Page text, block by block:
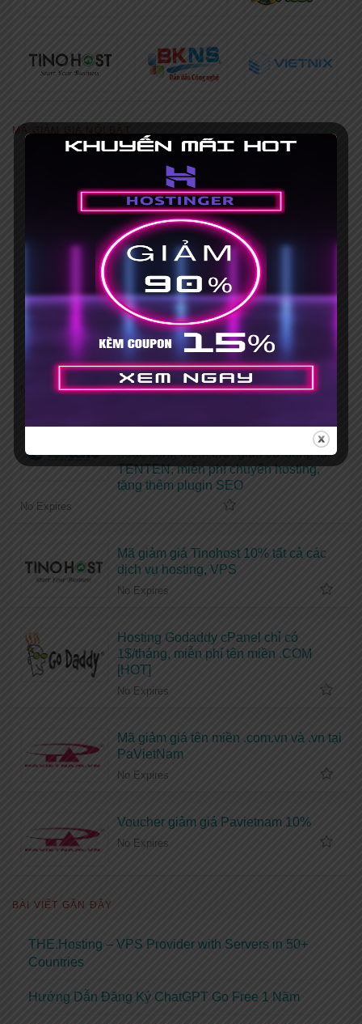
MÃ GIẢM GIÁ NỔI BẬT
[Khuyến mãi HOT] Coupon Hostinger
giảm giá 75%+ Mã giảm giá 15%
Hết hạn 31/03/2035
Mã giảm giá iNET 30% [HOT], mua
No Expires
Mã giảm giá Vietnix 15% khi đăng ký
mới + Tặng bộ theme, plugin bản
quyền
No Expires
Coupon giảm giá 50% dịch vụ hosting
hoặc cộng thêm thời gian sử dụng tại
TENTEN, miễn phí chuyển hosting,
tặng thêm plugin SEO
No Expires
Mã giảm giá Tinohost 10% tất cả các
dịch vụ hosting, VPS
No Expires
Hosting Godaddy cPanel chỉ có
1$/tháng, miễn phí tên miền .COM
[HOT]
No Expires
Mã giảm giá tên miền .com.vn và .vn tại
PaVietNam
No Expires
Voucher giảm giá Pavietnam 10%
No Expires
BÀI VIẾT GẦN ĐÂY
THE.Hosting – VPS Provider with Servers in 50+
Countries
Hướng Dẫn Đăng Ký ChatGPT Go Free 1 Năm